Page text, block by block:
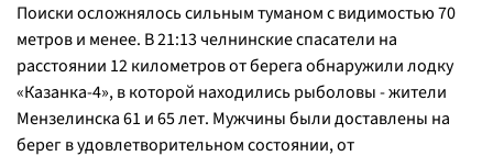
Поиски осложнялось сильным туманом с видимостью 70
метров и менее. В 21:13 челнинские спасатели на
расстоянии 12 километров от берега обнаружили лодку
«Казанка-4», в которой находились рыболовы - жители
Мензелинска 61 и 65 лет. Мужчины были доставлены на
берег в удовлетворительном состоянии, от